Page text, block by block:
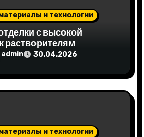
и технологии
с высокой
растворителям
admin 30.04.2026
и технологии